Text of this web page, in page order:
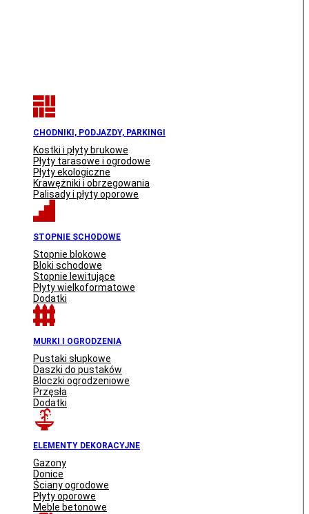
CHODNIKI, PODJAZDY, PARKINGI
Kostki i płyty brukowe
Płyty tarasowe i ogrodowe
Płyty ekologiczne
Krawężniki i obrzegowania
Palisady i płyty oporowe
STOPNIE SCHODOWE
Stopnie blokowe
Bloki schodowe
Stopnie lewitujące
Płyty wielkoformatowe
Dodatki
MURKI I OGRODZENIA
Pustaki słupkowe
Daszki do pustaków
Bloczki ogrodzeniowe
Przęsła
Dodatki
ELEMENTY DEKORACYJNE
Gazony
Donice
Ściany ogrodowe
Płyty oporowe
Meble betonowe